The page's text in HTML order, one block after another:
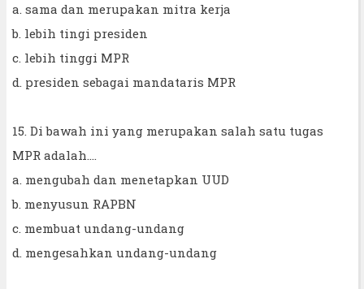
a. sama dan merupakan mitra kerja
b. lebih tingi presiden
c. lebih tinggi MPR
d. presiden sebagai mandataris MPR
15. Di bawah ini yang merupakan salah satu tugas
MPR adalah….
a. mengubah dan menetapkan UUD
b. menyusun RAPBN
c. membuat undang-undang
d. mengesahkan undang-undang